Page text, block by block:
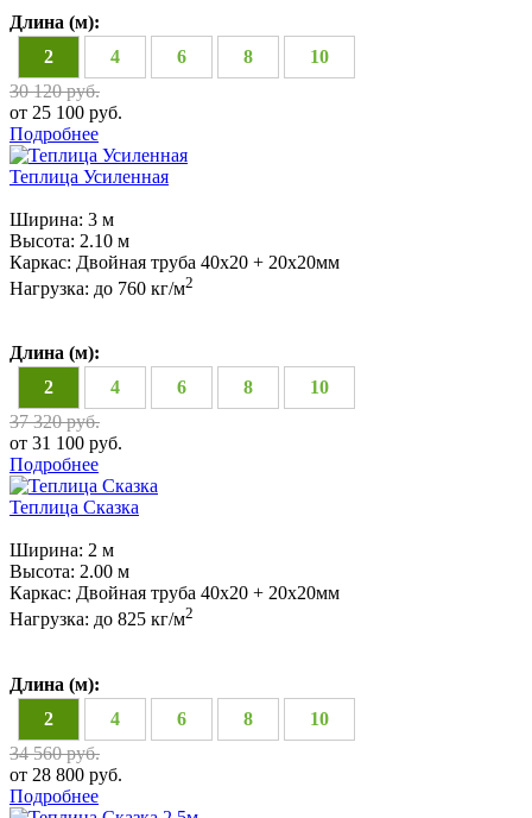
Длина (м):
2
4 6 8
10
30 120 руб.
от 25 100 руб.
Подробнее
Теплица Усиленная
Ширина: 3 м
Высота: 2.10 м
Каркас: Двойная труба 40х20 + 20х20мм
Нагрузка: до 760 кг/м2
Длина (м):
2
4 6 8
10
37 320 руб.
от 31 100 руб.
Подробнее
Теплица Сказка
Ширина: 2 м
Высота: 2.00 м
Каркас: Двойная труба 40х20 + 20х20мм
Нагрузка: до 825 кг/м2
Длина (м):
2
4 6 8
10
34 560 руб.
от 28 800 руб.
Подробнее